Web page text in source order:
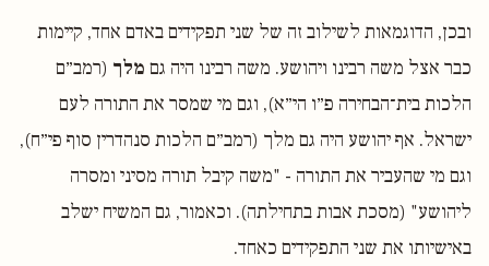
ובכן, הדוגמאות לשילוב זה של שני תפקידים באדם אחד, קיימות
כבר אצל משה רבינו ויהושע. משה רבינו היה גם מלך (רמב״ם
הלכות בית־הבחירה פ״ו הי״א), וגם מי שמסר את התורה לעם
ישראל. אף יהושע היה גם מלך (רמב״ם הלכות סנהדרין סוף פי״ח),
וגם מי שהעביר את התורה - "משה קיבל תורה מסיני ומסרה
ליהושע" (מסכת אבות בתחילתה). וכאמור, גם המשיח ישלב
באישיותו את שני התפקידים כאחד.